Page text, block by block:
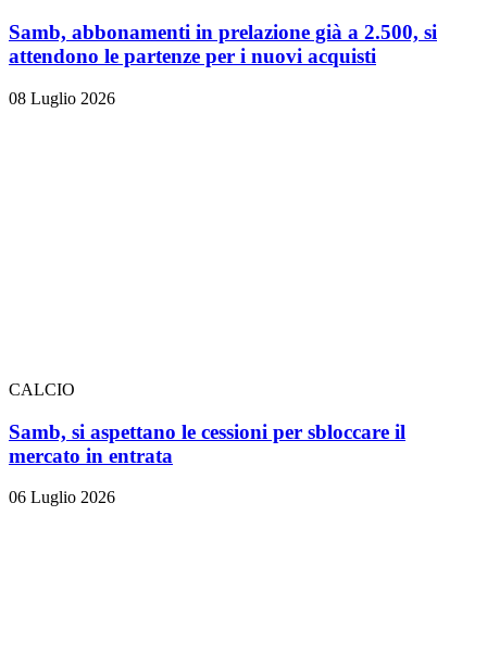
Samb, abbonamenti in prelazione già a 2.500, si
attendono le partenze per i nuovi acquisti
08 Luglio 2026
CALCIO
Samb, si aspettano le cessioni per sbloccare il
mercato in entrata
06 Luglio 2026